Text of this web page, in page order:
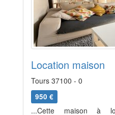
Location maison
Tours 37100 - 0
950 €
...Cette maison à